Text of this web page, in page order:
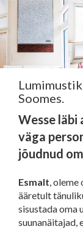
Soomes.
Wesse läbi
väga
jõudnud
Esmalt, oleme
ääretult
sisustada oma
suunanäitajad,